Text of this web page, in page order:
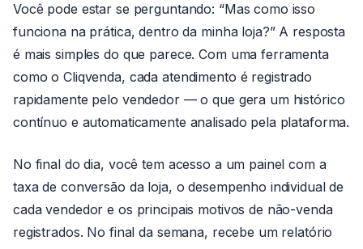
Você pode estar se perguntando: “Mas como isso
funciona na prática, dentro da minha loja?” A resposta
é mais simples do que parece. Com uma ferramenta
como o Cliqvenda, cada atendimento é registrado
rapidamente pelo vendedor — o que gera um histórico
contínuo e automaticamente analisado pela plataforma.
No final do dia, você tem acesso a um painel com a
taxa de conversão da loja, o desempenho individual de
cada vendedor e os principais motivos de não-venda
registrados. No final da semana, recebe um relatório